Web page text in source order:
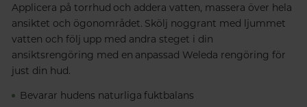
Applicera på torrhud och addera vatten, massera över hela
ansiktet och ögonområdet. Skölj noggrant med ljummet
vatten och följ upp med andra steget i din
ansiktsrengöring med en anpassad Weleda rengöring för
just din hud.
Bevarar hudens naturliga fuktbalans